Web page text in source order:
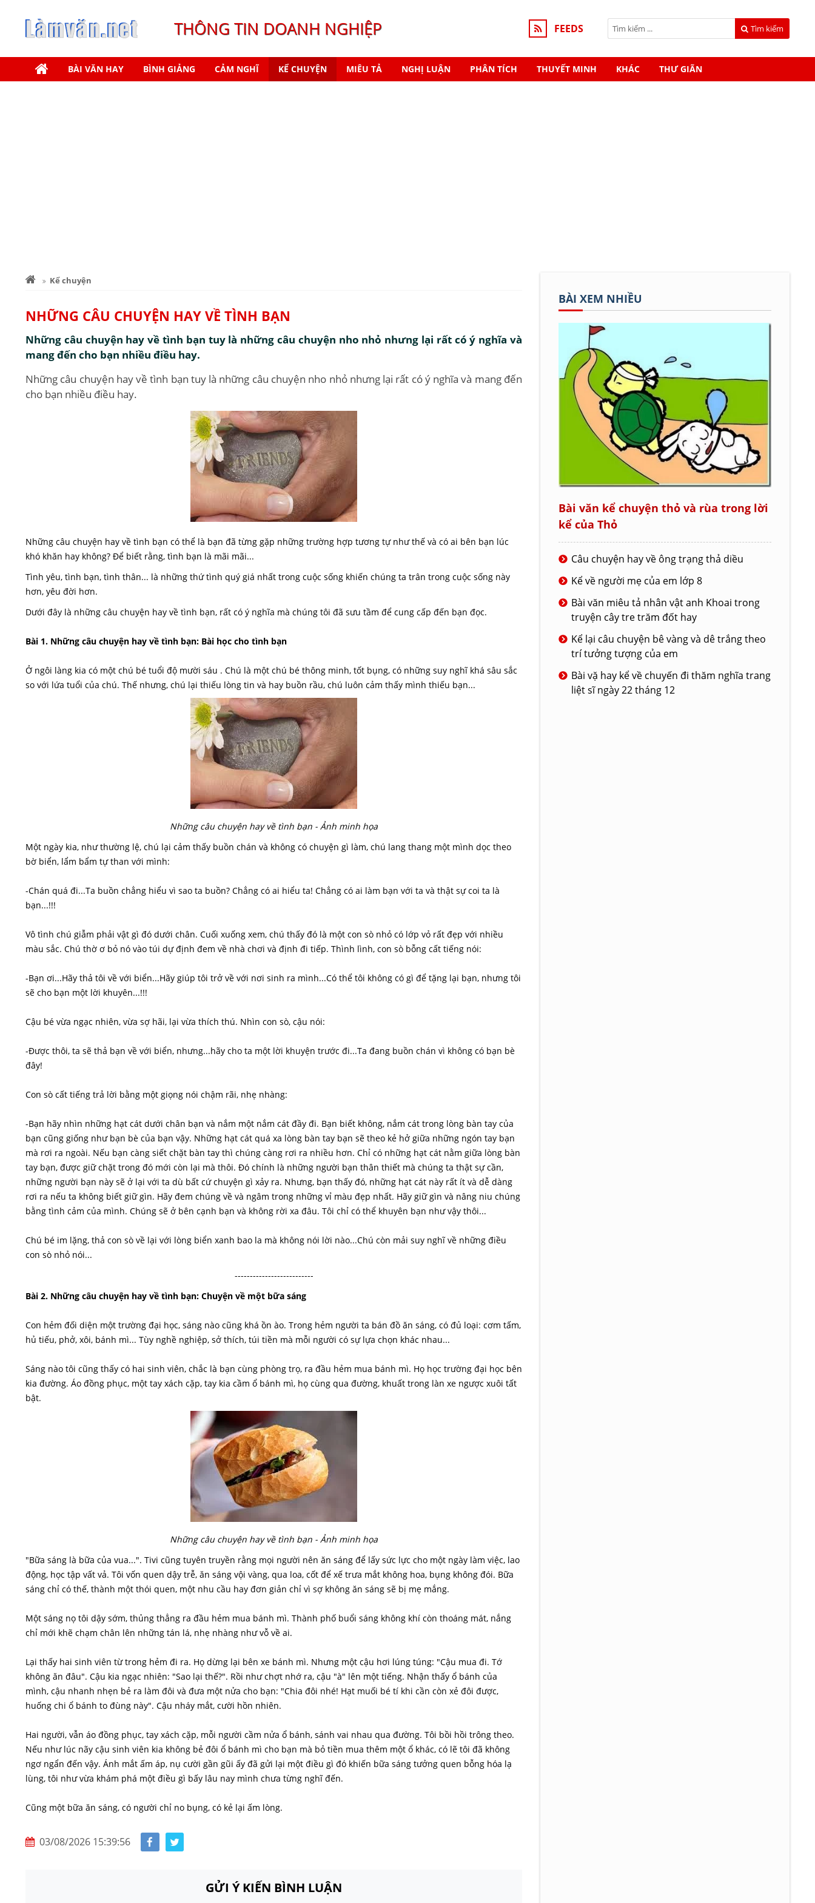
THÔNG TIN DOANH NGHIỆP FEEDS Tìm kiếm
BÀI VĂN HAY BÌNH GIẢNG CẢM NGHĨ KỂ CHUYỆN MIÊU TẢ NGHỊ LUẬN PHÂN TÍCH THUYẾT MINH KHÁC THƯ GIÃN
Kể chuyện
NHỮNG CÂU CHUYỆN HAY VỀ TÌNH BẠN
Những câu chuyện hay về tình bạn tuy là những câu chuyện nho nhỏ nhưng lại rất có ý nghĩa và
mang đến cho bạn nhiều điều hay.
Những câu chuyện hay về tình bạn tuy là những câu chuyện nho nhỏ nhưng lại rất có ý nghĩa và mang đến
cho bạn nhiều điều hay.
Những câu chuyện hay về tình bạn có thể là bạn đã từng gặp những trường hợp tương tự như thế và có ai bên bạn lúc
khó khăn hay không? Để biết rằng, tình bạn là mãi mãi...
Tình yêu, tình bạn, tình thân... là những thứ tình quý giá nhất trong cuộc sống khiến chúng ta trân trong cuộc sống này
hơn, yêu đời hơn.
Dưới đây là những câu chuyện hay về tình bạn, rất có ý nghĩa mà chúng tôi đã sưu tầm để cung cấp đến bạn đọc.
Bài 1. Những câu chuyện hay về tình bạn: Bài học cho tình bạn
Ở ngôi làng kia có một chú bé tuổi độ mười sáu . Chú là một chú bé thông minh, tốt bụng, có những suy nghĩ khá sâu sắc
so với lứa tuổi của chú. Thế nhưng, chú lại thiếu lòng tin và hay buồn rầu, chú luôn cảm thấy mình thiếu bạn...
Những câu chuyện hay về tình bạn - Ảnh minh họa
Một ngày kia, như thường lệ, chú lại cảm thấy buồn chán và không có chuyện gì làm, chú lang thang một mình dọc theo
bờ biển, lẩm bẩm tự than với mình:
-Chán quá đi...Ta buồn chẳng hiểu vì sao ta buồn? Chẳng có ai hiểu ta! Chẳng có ai làm bạn với ta và thật sự coi ta là
bạn...!!!
Vô tình chú giẫm phải vật gì đó dưới chân. Cuối xuống xem, chú thấy đó là một con sò nhỏ có lớp vỏ rất đẹp với nhiều
màu sắc. Chú thờ ơ bỏ nó vào túi dự định đem về nhà chơi và định đi tiếp. Thình lình, con sò bỗng cất tiếng nói:
-Bạn ơi...Hãy thả tôi về với biển...Hãy giúp tôi trở về với nơi sinh ra mình...Có thể tôi không có gì để tặng lại bạn, nhưng tôi
sẽ cho bạn một lời khuyên...!!!
Cậu bé vừa ngạc nhiên, vừa sợ hãi, lại vừa thích thú. Nhìn con sò, cậu nói:
-Được thôi, ta sẽ thả bạn về với biển, nhưng...hãy cho ta một lời khuyện trước đi...Ta đang buồn chán vì không có bạn bè
đây!
Con sò cất tiếng trả lời bằng một giọng nói chậm rãi, nhẹ nhàng:
-Bạn hãy nhìn những hạt cát dưới chân bạn và nắm một nắm cát đầy đi. Bạn biết không, nắm cát trong lòng bàn tay của
bạn cũng giống như bạn bè của bạn vậy. Những hạt cát quá xa lòng bàn tay bạn sẽ theo kẻ hở giữa những ngón tay bạn
mà rơi ra ngoài. Nếu bạn càng siết chặt bàn tay thì chúng càng rơi ra nhiều hơn. Chỉ có những hạt cát nằm giữa lòng bàn
tay bạn, được giữ chặt trong đó mới còn lại mà thôi. Đó chính là những người bạn thân thiết mà chúng ta thật sự cần,
những người bạn này sẽ ở lại với ta dù bất cứ chuyện gì xảy ra. Nhưng, bạn thấy đó, những hạt cát này rất ít và dễ dàng
rơi ra nếu ta không biết giữ gìn. Hãy đem chúng về và ngâm trong những vỉ màu đẹp nhất. Hãy giữ gìn và nâng niu chúng
bằng tình cảm của mình. Chúng sẽ ở bên cạnh bạn và không rời xa đâu. Tôi chỉ có thể khuyên bạn như vậy thôi...
Chú bé im lặng, thả con sò về lại với lòng biển xanh bao la mà không nói lời nào...Chú còn mải suy nghĩ về những điều
con sò nhỏ nói...
--------------------------
Bài 2. Những câu chuyện hay về tình bạn: Chuyện về một bữa sáng
Con hẻm đối diện một trường đại học, sáng nào cũng khá ồn ào. Trong hẻm người ta bán đồ ăn sáng, có đủ loại: cơm tấm,
hủ tiếu, phở, xôi, bánh mì... Tùy nghề nghiệp, sở thích, túi tiền mà mỗi người có sự lựa chọn khác nhau...
Sáng nào tôi cũng thấy có hai sinh viên, chắc là bạn cùng phòng trọ, ra đầu hẻm mua bánh mì. Họ học trường đại học bên
kia đường. Áo đồng phục, một tay xách cặp, tay kia cầm ổ bánh mì, họ cùng qua đường, khuất trong làn xe ngược xuôi tất
bật.
Những câu chuyện hay về tình bạn - Ảnh minh họa
"Bữa sáng là bữa của vua...". Tivi cũng tuyên truyền rằng mọi người nên ăn sáng để lấy sức lực cho một ngày làm việc, lao
động, học tập vất vả. Tôi vốn quen dậy trễ, ăn sáng vội vàng, qua loa, cốt để xế trưa mắt không hoa, bụng không đói. Bữa
sáng chỉ có thế, thành một thói quen, một nhu cầu hay đơn giản chỉ vì sợ không ăn sáng sẽ bị mẹ mắng.
Một sáng nọ tôi dậy sớm, thủng thẳng ra đầu hẻm mua bánh mì. Thành phố buổi sáng không khí còn thoáng mát, nắng
chỉ mới khẽ chạm chân lên những tán lá, nhẹ nhàng như vỗ về ai.
Lại thấy hai sinh viên từ trong hẻm đi ra. Họ dừng lại bên xe bánh mì. Nhưng một cậu hơi lúng túng: "Cậu mua đi. Tớ
không ăn đâu". Cậu kia ngạc nhiên: "Sao lại thế?". Rồi như chợt nhớ ra, cậu "à" lên một tiếng. Nhận thấy ổ bánh của
mình, cậu nhanh nhẹn bẻ ra làm đôi và đưa một nửa cho bạn: "Chia đôi nhé! Hạt muối bé tí khi cần còn xẻ đôi được,
huống chi ổ bánh to đùng này". Cậu nháy mắt, cười hồn nhiên.
Hai người, vẫn áo đồng phục, tay xách cặp, mỗi người cầm nửa ổ bánh, sánh vai nhau qua đường. Tôi bồi hồi trông theo.
Nếu như lúc nãy cậu sinh viên kia không bẻ đôi ổ bánh mì cho bạn mà bỏ tiền mua thêm một ổ khác, có lẽ tôi đã không
ngơ ngẩn đến vậy. Ánh mắt ấm áp, nụ cười gần gũi ấy đã gửi lại một điều gì đó khiến bữa sáng tưởng quen bỗng hóa lạ
lùng, tôi như vừa khám phá một điều gì bấy lâu nay mình chưa từng nghĩ đến.
Cũng một bữa ăn sáng, có người chỉ no bụng, có kẻ lại ấm lòng.
03/08/2026 15:39:56
GỬI Ý KIẾN BÌNH LUẬN
BÀI XEM NHIỀU
Bài văn kể chuyện thỏ và rùa trong lời
kể của Thỏ
Câu chuyện hay về ông trạng thả diều
Kể về người mẹ của em lớp 8
Bài văn miêu tả nhân vật anh Khoai trong
truyện cây tre trăm đốt hay
Kể lại câu chuyện bê vàng và dê trắng theo
trí tưởng tượng của em
Bài vặ hay kể về chuyến đi thăm nghĩa trang
liệt sĩ ngày 22 tháng 12